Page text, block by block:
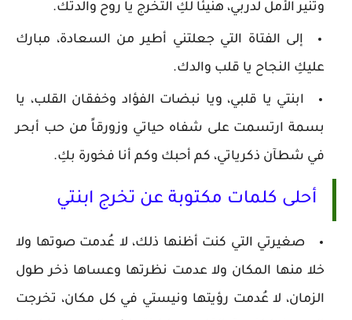
وتنير الأمل لدربي، هنيئاً لكِ التخرج يا روح والدتك.
إلى الفتاة التي جعلتني أطير من السعادة، مبارك
عليكِ النجاح يا قلب والدك.
ابنتي يا قلبي، ويا نبضات الفؤاد وخفقان القلب، يا
بسمة ارتسمت على شفاه حياتي وزورقاً من حب أبحر
في شطآن ذكرياتي، كم أحبك وكم أنا فخورة بكِ.
أحلى كلمات مكتوبة عن تخرج ابنتي
صغيرتي التي كنت أظنها ذلك، لا عُدمت صوتها ولا
خلا منها المكان ولا عدمت نظرتها وعساها ذخر طول
الزمان، لا عُدمت رؤيتها ونيستي في كل مكان، تخرجت